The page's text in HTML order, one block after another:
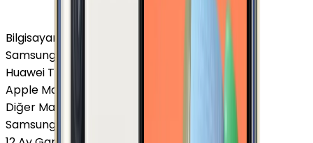
Bilgisayar / Tablet
Samsung Tablet
Huawei Tablet
Apple Macbook
Diğer Markalar
Samsung Tablet